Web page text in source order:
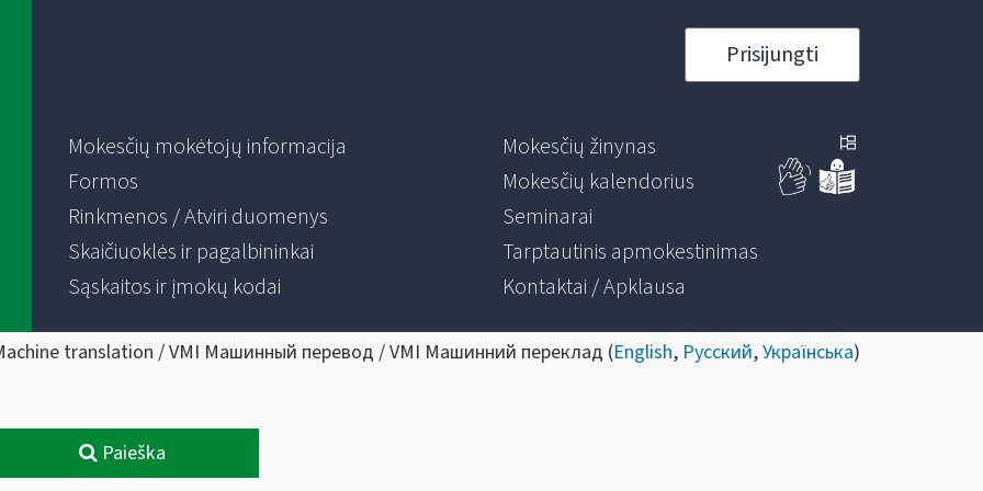
Prisijungti
Mokesčių mokėtojų informacija
Formos
Rinkmenos / Atviri duomenys
Skaičiuoklės ir pagalbininkai
Sąskaitos ir įmokų kodai
Mokesčių žinynas
Mokesčių kalendorius
Seminarai
Tarptautinis apmokestinimas
Kontaktai / Apklausa
translation / VMI Машинный перевод / VMI Машинний переклад (English, Русский,Українська)
Paieška